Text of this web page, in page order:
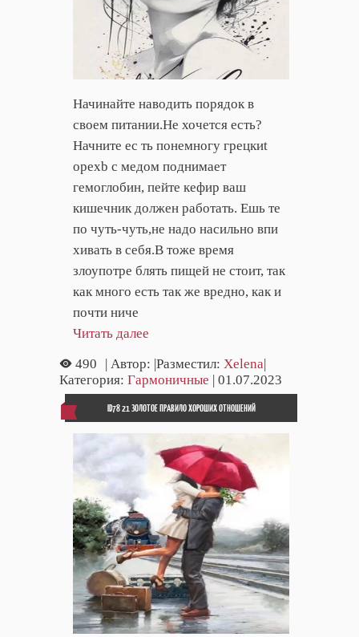
Начинайте наводить порядок в
своем питании.Не хочется есть?
Начните ес ть понемногу грецкиt
орехb с медом поднимает
гемоглобин, пейте кефир ваш
кишечник должен работать. Ешь те
по чуть-чуть,не надо насильно впи
хивать в себя.В тоже время
злоупотре блять пищей не стоит, так
как много есть так же вредно, как и
почти ниче
Читать далее
490
| Автор: |Разместил: Xelena|
Категория: Гармоничные | 01.07.2023
ID78 21 ЗОЛОТОЕ ПРАВИЛО ХОРОШИХ ОТНОШЕНИЙ